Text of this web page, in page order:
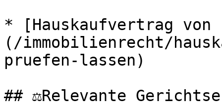
* [Hauskaufvertrag
(/immobilienrecht/
pruefen-lassen)
## ⚖️Relevante